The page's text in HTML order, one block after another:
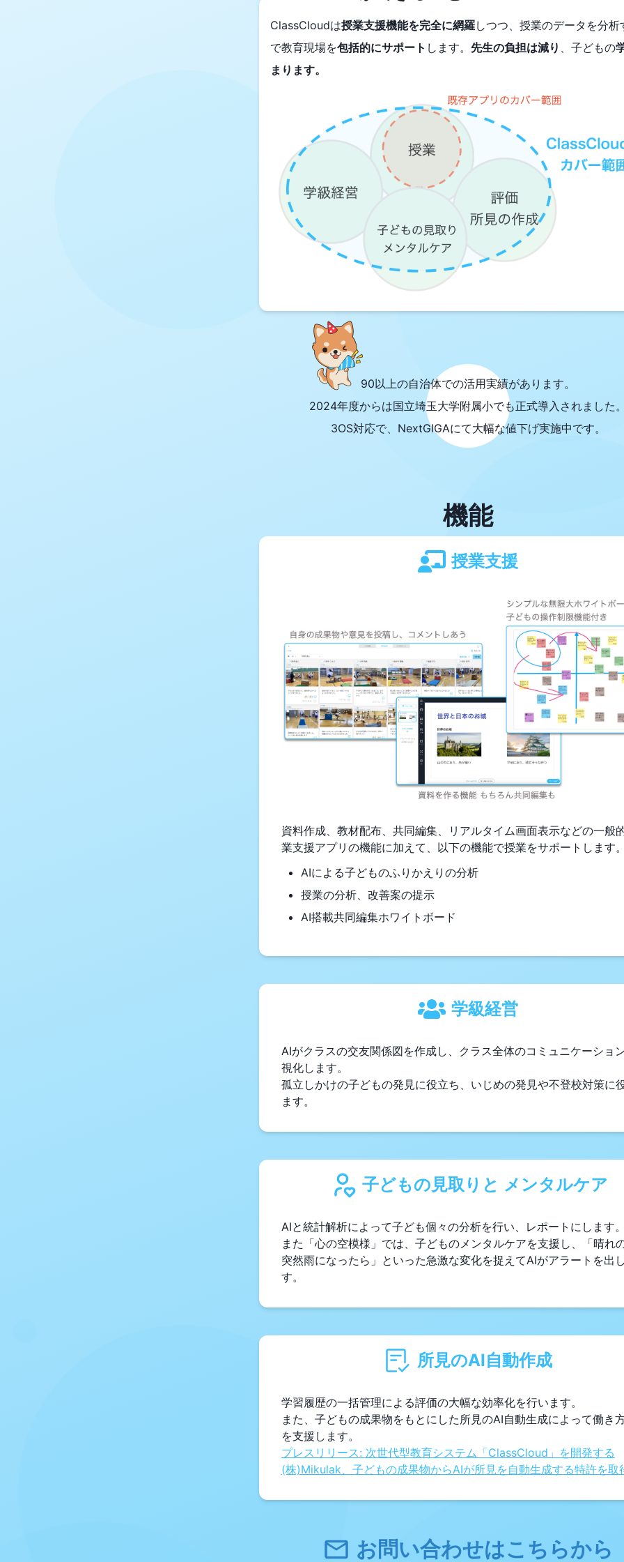
ClassCloudは授業支援機能を完全に網羅しつつ、授業のデータを分析
で教育現場を包括的にサポート します。 先生の負担は減り 、子どもの
まります。
90以上の自治体での活用実績があります。
2024年度からは国立埼玉大学附属小でも正式導入されました
3OS対応で、NextGIGAにて大幅な値下げ実施中です。
機能
授業支援
資料作成、教材配布、共同編集、リアルタイム画面表示などの一般
業支援アプリの機能に加えて、以下の機能で授業をサポートします
AIによる子どものふりかえりの分析
授業の分析、改善案の提示
AI搭載共同編集ホワイトボード
学級経営
AIがクラスの交友関係図を作成し、クラス全体のコミュニケーショ
視化します。
孤立しかけの子どもの発見に役立ち、いじめの発見や不登校対策に
ます。
子どもの見取りと メンタルケア
AIと統計解析によって子ども個々の分析を行い、レポートにします
また「心の空模様」では、子どものメンタルケアを支援し、「晴れ
突然雨になったら」といった急激な変化を捉えてAIがアラートを出
所見のAI自動作成
学習履歴の一括管理による評価の大幅な効率化を行います。
また、子どもの成果物をもとにした所見のAI自動生成によって働き
プレスリリース: 次世代型教育システム「ClassCloud」を開発する
(株)Mikulak、子どもの成果物からAIが所見を自動生成する特許を取
お問い合わせはこちらから